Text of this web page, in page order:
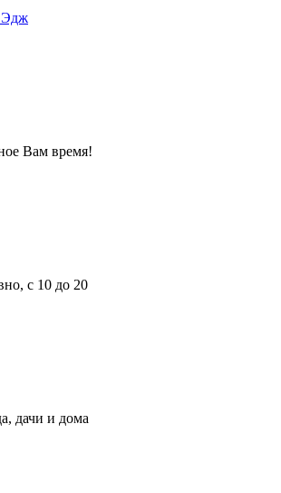
Эдж
Вам время!
с 10 до 20
дачи и дома